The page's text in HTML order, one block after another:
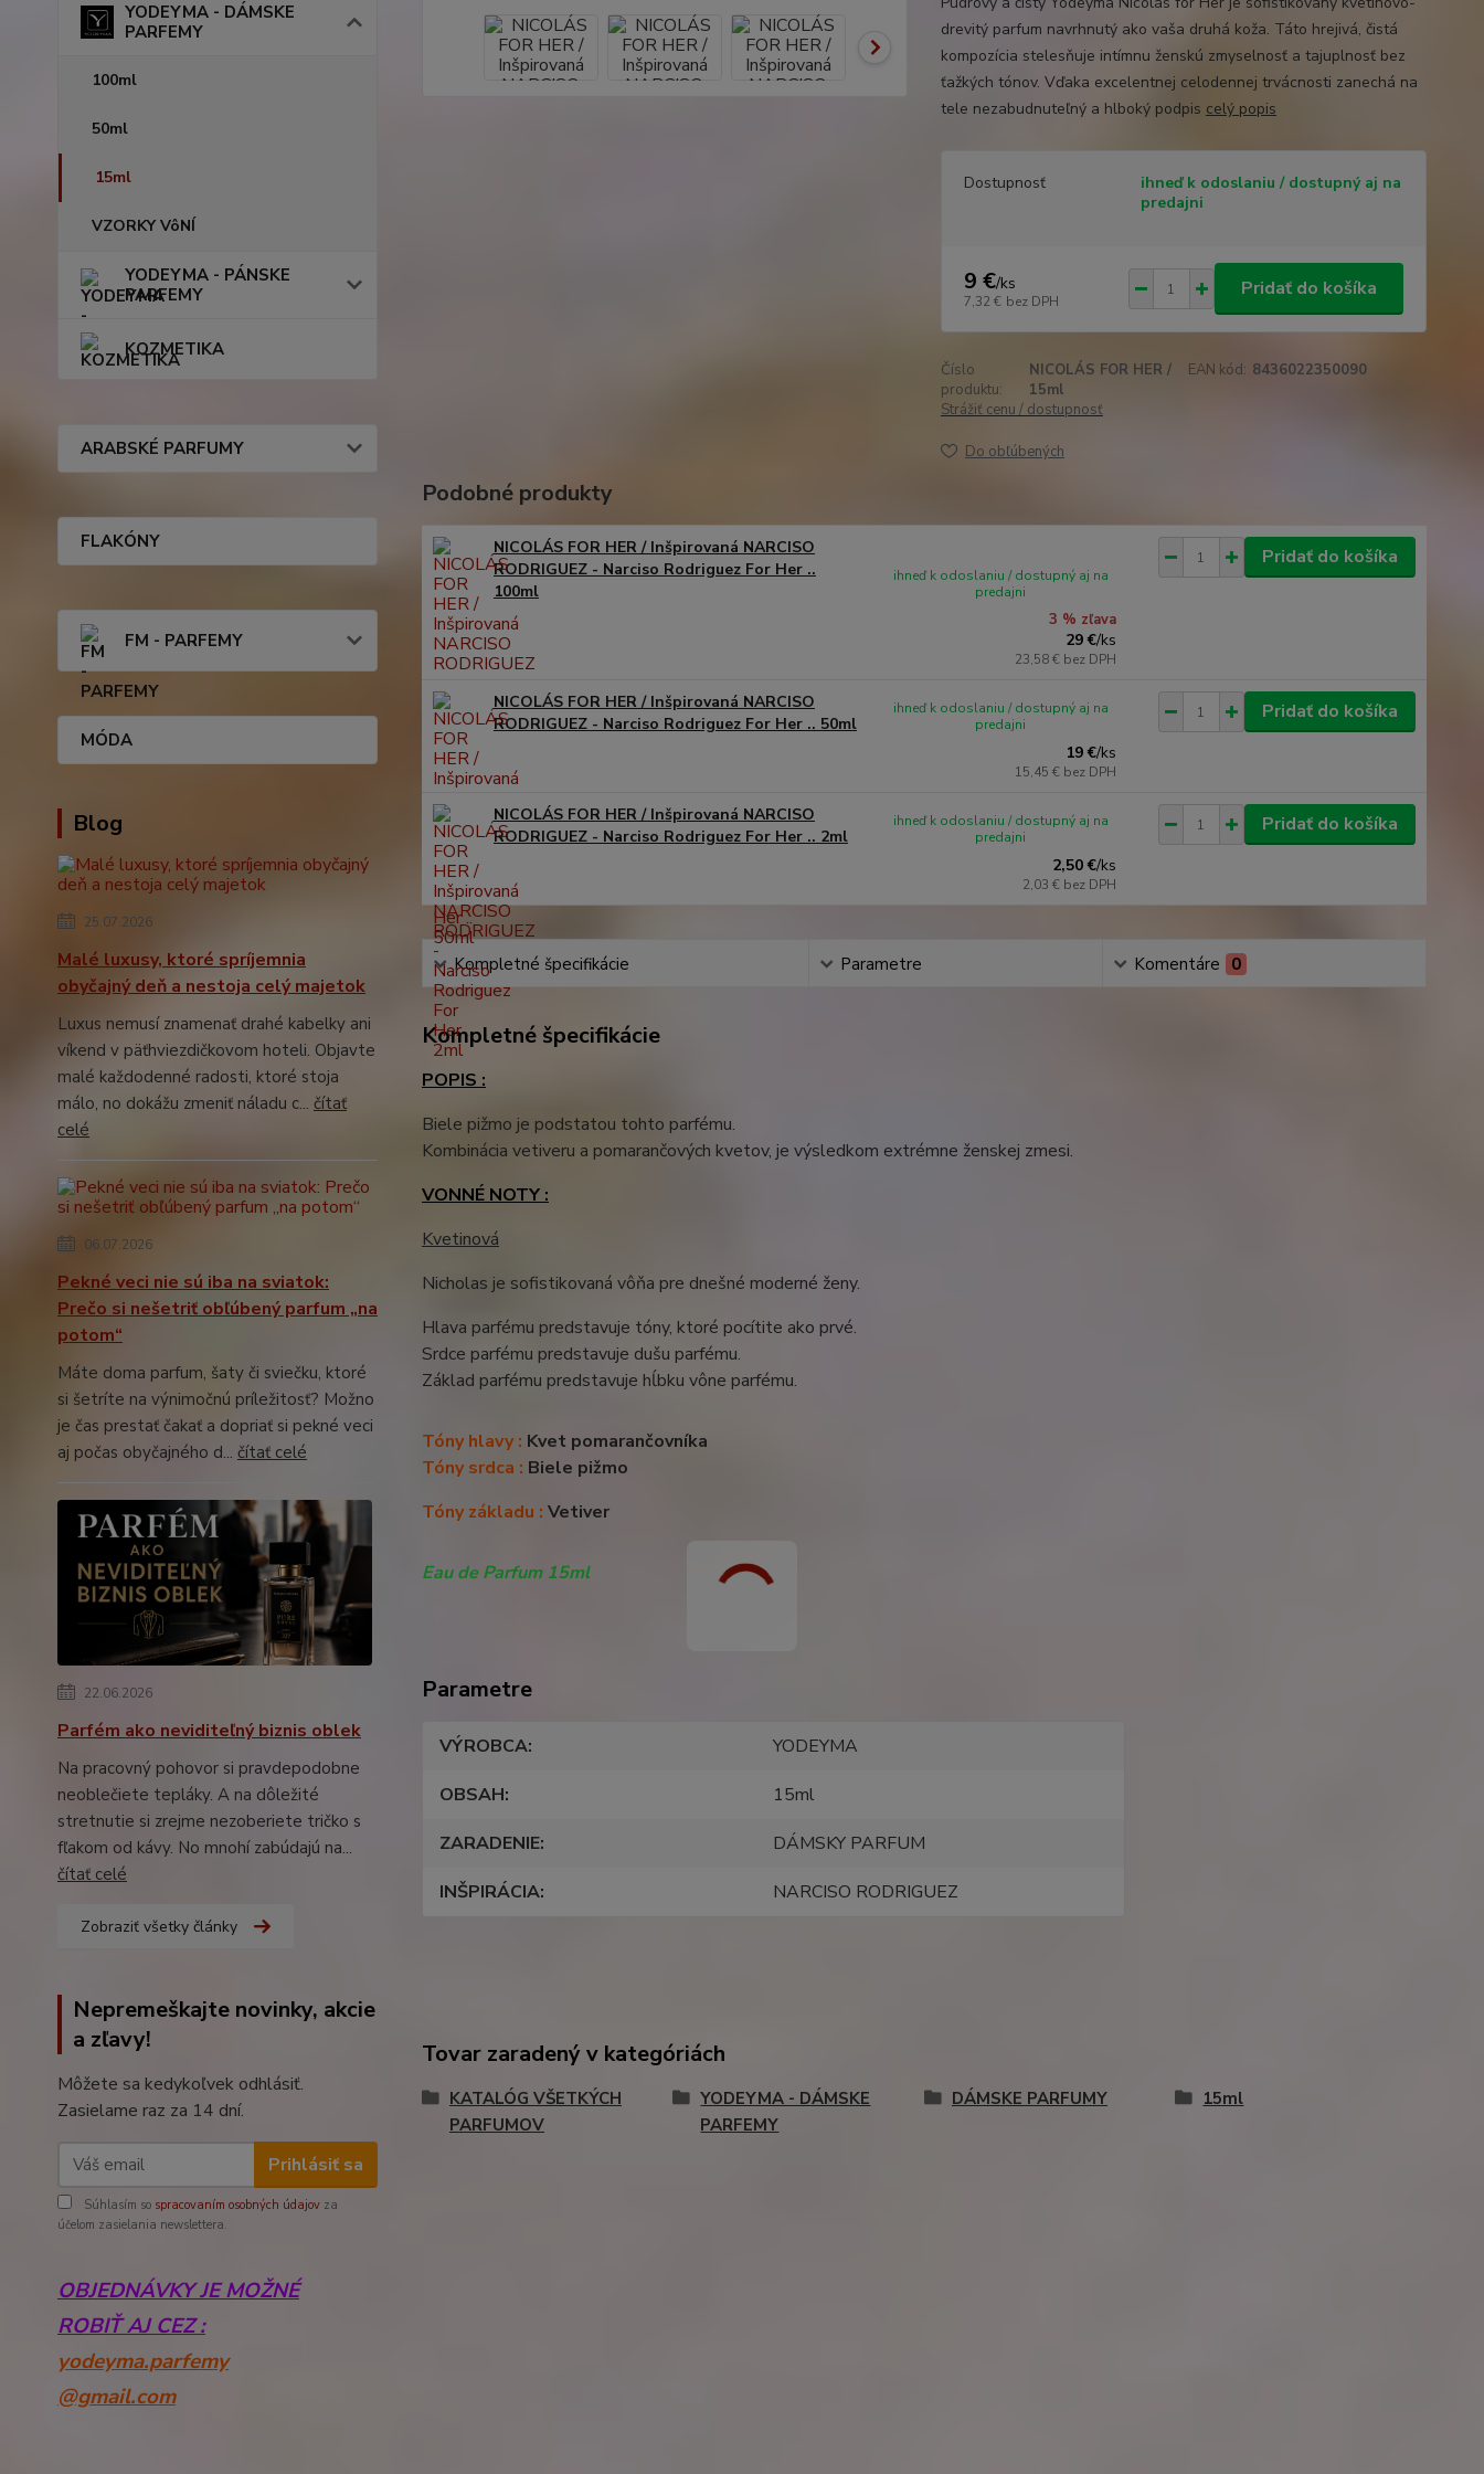
YODEYMA - DÁMSKE
PARFEMY
100ml
50ml
15ml
VZORKY VôNÍ
YODEYMA - PÁNSKE
PARFEMY
KOZMETIKA
ARABSKÉ PARFUMY
FLAKÓNY
FM - PARFEMY
MÓDA
Blog
25.07.2026
Malé luxusy, ktoré spríjemnia
obyčajný deň a nestoja celý majetok
Luxus nemusí znamenať drahé kabelky ani
víkend v päťhviezdičkovom hoteli. Objavte
malé každodenné radosti, ktoré stoja
málo, no dokážu zmeniť náladu c... čítať
celé
06.07.2026
Pekné veci nie sú iba na sviatok:
Prečo si nešetriť obľúbený parfum „na
potom“
Máte doma parfum, šaty či sviečku, ktoré
si šetríte na výnimočnú príležitosť? Možno
je čas prestať čakať a dopriať si pekné veci
aj počas obyčajného d... čítať celé
22.06.2026
Parfém ako neviditeľný biznis oblek
Na pracovný pohovor si pravdepodobne
neoblečiete tepláky. A na dôležité
stretnutie si zrejme nezoberiete tričko s
fľakom od kávy. No mnohí zabúdajú na...
čítať celé
Zobraziť všetky články
Nepremeškajte novinky, akcie
a zľavy!
Môžete sa kedykoľvek odhlásiť.
Zasielame raz za 14 dní.
Prihlásiť sa
Súhlasím so spracovaním osobných údajov za
účelom zasielania newslettera.
OBJEDNÁVKY JE MOŽNÉ
ROBIŤ AJ CEZ :
yodeyma.parfemy
@gmail.com
drevitý parfum navrhnutý ako vaša druhá koža. Táto hrejivá, čistá
kompozícia stelesňuje intímnu ženskú zmyselnosť a tajuplnosť bez
ťažkých tónov. Vďaka excelentnej celodennej trvácnosti zanechá na
tele nezabudnuteľný a hlboký podpis celý popis
Dostupnosť
ihneď k odoslaniu / dostupný aj na
predajni
9 €/ks
7,32 € bez DPH
Pridať do košíka
Číslo
produktu:
NICOLÁS FOR HER /
15ml
EAN kód: 8436022350090
Strážiť cenu / dostupnosť
Do obľúbených
Podobné produkty
NICOLÁS FOR HER / Inšpirovaná NARCISO
RODRIGUEZ - Narciso Rodriguez For Her ..
100ml
3 % zľava
29 €/ks
23,58 € bez DPH
ihneď k odoslaniu / dostupný aj na
predajni
Pridať do košíka
NICOLÁS FOR HER / Inšpirovaná NARCISO
RODRIGUEZ - Narciso Rodriguez For Her .. 50ml
19 €/ks
15,45 € bez DPH
ihneď k odoslaniu / dostupný aj na
predajni
Pridať do košíka
NICOLÁS FOR HER / Inšpirovaná NARCISO
RODRIGUEZ - Narciso Rodriguez For Her .. 2ml
2,50 €/ks
2,03 € bez DPH
ihneď k odoslaniu / dostupný aj na
predajni
Pridať do košíka
Kompletné špecifikácie Parametre Komentáre 0
Kompletné špecifikácie
POPIS :
Biele pižmo je podstatou tohto parfému.
Kombinácia vetiveru a pomarančových kvetov, je výsledkom extrémne ženskej zmesi.
VONNÉ NOTY :
Kvetinová
Nicholas je sofistikovaná vôňa pre dnešné moderné ženy.
Hlava parfému predstavuje tóny, ktoré pocítite ako prvé.
Srdce parfému predstavuje dušu parfému.
Základ parfému predstavuje hĺbku vône parfému.
Tóny hlavy : Kvet pomarančovníka
Tóny srdca : Biele pižmo
Tóny základu : Vetiver
Eau de Parfum 15ml
Parametre
VÝROBCA
YODEYMA
OBSAH
15ml
ZARADENIE
DÁMSKY PARFUM
INŠPIRÁCIA
NARCISO RODRIGUEZ
Tovar zaradený v kategóriách
KATALÓG VŠETKÝCH
PARFUMOV
YODEYMA - DÁMSKE
PARFEMY
DÁMSKE PARFUMY 15ml